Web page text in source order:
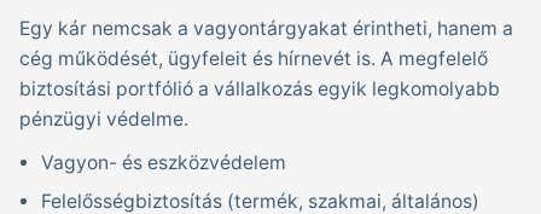
Egy kár nemcsak a vagyontárgyakat érintheti, hanem a
cég működését, ügyfeleit és hírnevét is. A megfelelő
biztosítási portfólió a vállalkozás egyik legkomolyabb
pénzügyi védelme.
Vagyon- és eszközvédelem
Felelősségbiztosítás (termék, szakmai, általános)